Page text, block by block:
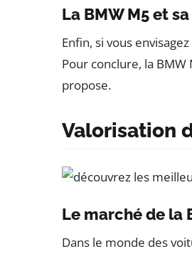
La BMW M5 et
Enfin, si vous
Pour conclure, la
propose.
Valorisation
Le marché de la
Dans le monde des